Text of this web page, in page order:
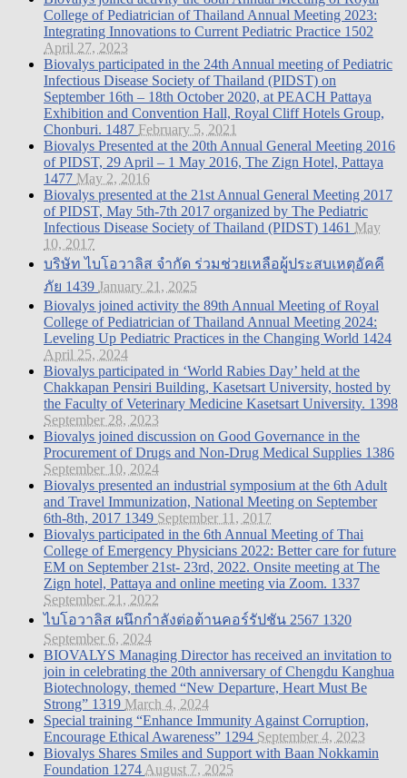
College of Pediatrician of Thailand Annual Meeting 2023:
Integrating Innovations to Current Pediatric Practice 1502
April 27, 2023
Biovalys participated in the 24th Annual meeting of Pediatric
Infectious Disease Society of Thailand (PIDST) on
September 16th – 18th October 2020, at PEACH Pattaya
Exhibition and Convention Hall, Royal Cliff Hotels Group,
Chonburi. 1487 February 5, 2021
Biovalys Presented at the 20th Annual General Meeting 2016
of PIDST, 29 April – 1 May 2016, The Zign Hotel, Pattaya
1477 May 2, 2016
Biovalys presented at the 21st Annual General Meeting 2017
of PIDST, May 5th-7th 2017 organized by The Pediatric
Infectious Disease Society of Thailand (PIDST) 1461 May
10, 2017
บริษัท ไบโอวาลิส จำกัด ร่วมช่วยเหลือผู้ประสบเหตุอัคคี
ภัย 1439 January 21, 2025
Biovalys joined activity the 89th Annual Meeting of Royal
College of Pediatrician of Thailand Annual Meeting 2024:
Leveling Up Pediatric Practices in the Changing World 1424
April 25, 2024
Biovalys participated in ‘World Rabies Day’ held at the
Chakkapan Pensiri Building, Kasetsart University, hosted by
the Faculty of Veterinary Medicine Kasetsart University. 1398
September 28, 2023
Biovalys joined discussion on Good Governance in the
Procurement of Drugs and Non-Drug Medical Supplies 1386
September 10, 2024
Biovalys presented an industrial symposium at the 6th Adult
and Travel Immunization, National Meeting on September
6th-8th, 2017 1349 September 11, 2017
Biovalys participated in the 6th Annual Meeting of Thai
College of Emergency Physicians 2022: Better care for future
EM on September 21st- 23rd, 2022. Onsite meeting at The
Zign hotel, Pattaya and online meeting via Zoom. 1337
September 21, 2022
ไบโอวาลิส ผนึกกำลังต่อต้านคอร์รัปชัน 2567 1320
September 6, 2024
BIOVALYS Managing Director has received an invitation to
join in celebrating the 20th anniversary of Chengdu Kanghua
Biotechnology, themed “New Departure, Heart Must Be
Strong” 1319 March 4, 2024
Special training “Enhance Immunity Against Corruption,
Encourage Ethical Awareness” 1294 September 4, 2023
Biovalys Shares Smiles and Support with Baan Nokkamin
Foundation 1274 August 7, 2025